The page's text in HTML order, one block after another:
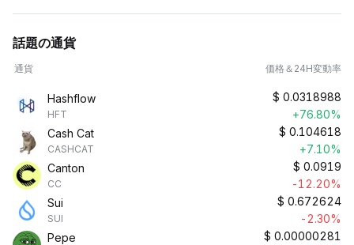
話題の通貨
通貨 価格＆24H変動率
Hashflow
HFT
$ 0.0318988
+76.80%
Cash Cat
CASHCAT
$ 0.104618
+7.10%
Canton
CC
$ 0.0919
-12.20%
Sui
SUI
$ 0.672624
-2.30%
Pepe
$ 0.00000281